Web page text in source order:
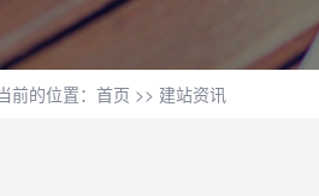
前的位置： 首页 >> 建站资讯